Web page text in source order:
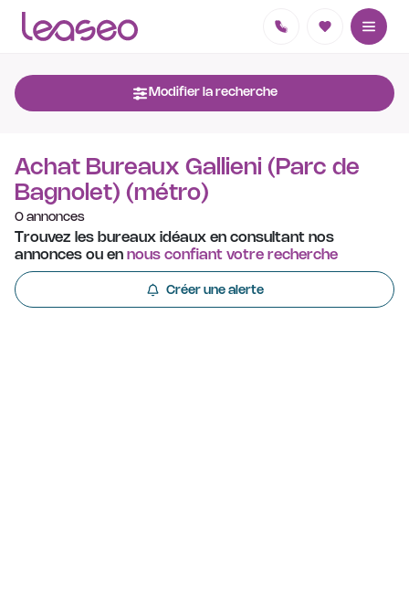
Modifier la recherche
Achat Bureaux Gallieni (Parc de
Bagnolet) (métro)
0 annonces
Trouvez les bureaux idéaux en consultant nos
annonces ou en nous confiant votre recherche
Créer une alerte